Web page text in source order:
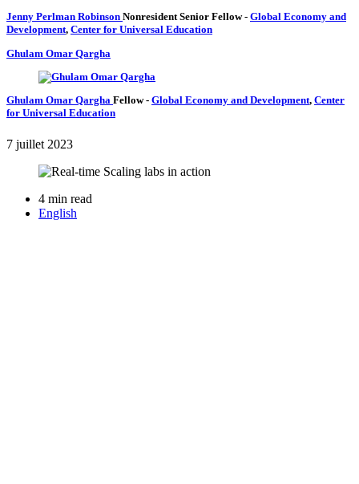
Jenny Perlman Robinson Nonresident Senior Fellow- Global Economy and
Development, Center for Universal Education
Ghulam Omar Qargha
Ghulam Omar Qargha Fellow- Global Economy and Development, Center
for Universal Education
7 juillet 2023
4 min read
English